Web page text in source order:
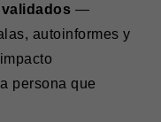
—
autoinformes y
persona que